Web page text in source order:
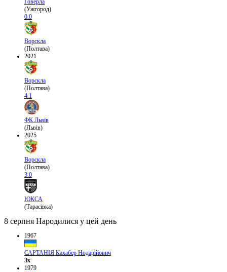
Говерла
(Ужгород)
0:0
Ворскла
(Полтава)
2021
Ворскла
(Полтава)
4:1
ФК Львів
(Львів)
2025
Ворскла
(Полтава)
3:0
ЮКСА
(Тарасівка)
8 серпня Народилися у цей день
1967
САРТАНІЯ Кахабер Нодарійович
Зх
1979